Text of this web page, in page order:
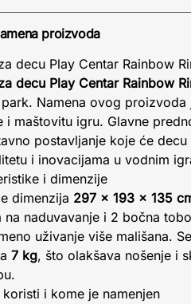
proizvoda
decu Play Centar Rainbow
decu Play Centar Rainbow
Namena ovog
i maštovitu igru. Glavne
postavljanje koje će
i inovacijama u vodnim
i dimenzije
dimenzija 297 x 193 x 135
na naduvavanje i 2 bočna
uživanje više mališana.
7 kg, što olakšava nošenje i
koristi i kome je namenjen